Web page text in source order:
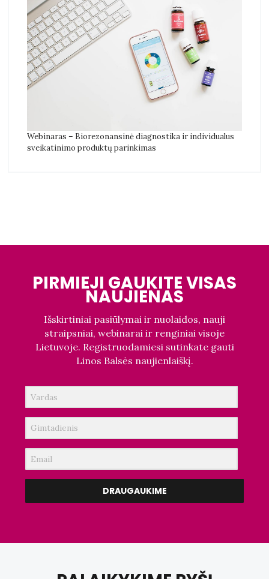
Webinaras – Biorezonansinė diagnostika ir individualus
sveikatinimo produktų parinkimas
PIRMIEJI GAUKITE VISAS
NAUJIENAS
Išskirtiniai pasiūlymai ir nuolaidos, nauji
straipsniai, webinarai ir renginiai visoje
Lietuvoje. Registruodamiesi sutinkate gauti
Linos Balsės naujienlaiškį.
DRAUGAUKIME